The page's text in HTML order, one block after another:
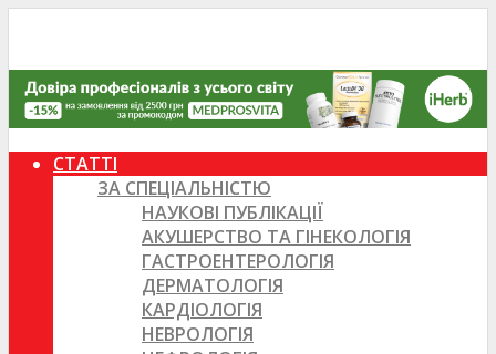
СТАТТІ
ЗА СПЕЦІАЛЬНІСТЮ
НАУКОВІ ПУБЛІКАЦІЇ
АКУШЕРСТВО ТА ГІНЕКОЛОГІЯ
ГАСТРОЕНТЕРОЛОГІЯ
ДЕРМАТОЛОГІЯ
КАРДІОЛОГІЯ
НЕВРОЛОГІЯ